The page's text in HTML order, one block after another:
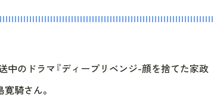
中のドラマ『ディープリベンジ-顔を捨てた家政
騎さん。